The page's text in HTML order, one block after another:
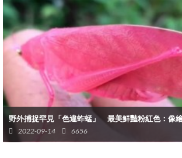
野外捕捉罕見「色違蚱蜢」 最美鮮豔粉紅色：像
2022-09-14 6656